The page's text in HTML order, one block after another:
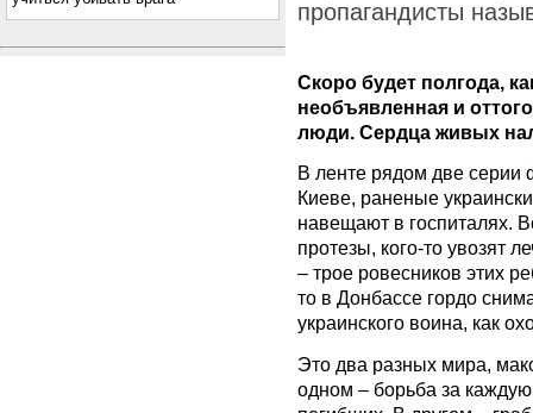
пропагандисты
Скоро будет полгода,
необъявленная и
люди. Сердца живых
В ленте рядом две
Киеве, раненые
навещают в госпиталях.
протезы, кого-то увозят
– трое ровесников этих
то в Донбассе гордо
украинского воина, как
Это два разных мира,
одном – борьба за